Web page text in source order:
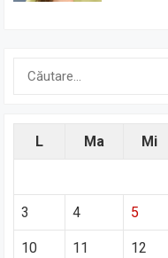
L Ma Mi
3 4 5
10 11 12